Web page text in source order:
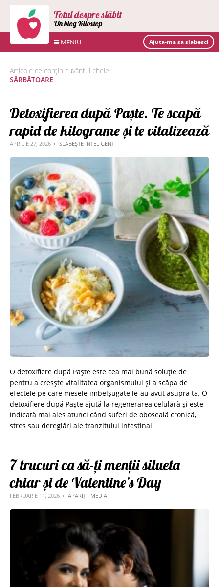
Totul despre slăbit
Un blog Kilostop
MENIU Ajuta-ma sa slabesc!
Articole ce conțin cuvântul cheie
SĂRBĂTOARE
Detoxifierea după Paște. Te scapă
rapid de kilograme și te vitalizează
APRILIE 27, 2026 SLĂBEȘTE INTELIGENT
O detoxifiere după Paște este cea mai bună soluție de
pentru a cresște vitalitatea organismului și a scăpa de
efectele pe care mesele îmbelșugate le-au avut asupra ta. O
detoxifiere după Paște ajută la regenerarea celulară și este
indicată mai ales atunci când suferi de oboseală cronică,
stres sau dereglări ale tranzitului intestinal.
7 trucuri ca să-ți menții silueta
chiar și de Valentine’s Day
FEBRUARIE 11, 2026 APARIȚII MEDIA